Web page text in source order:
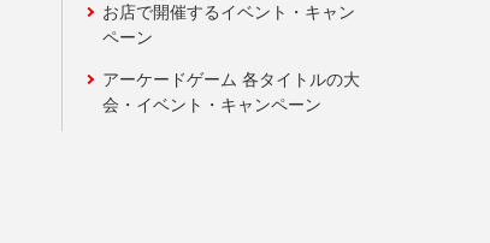
お店で開催するイベント・キャン
ペーン
アーケードゲーム 各タイトルの大
会・イベント・キャンペーン